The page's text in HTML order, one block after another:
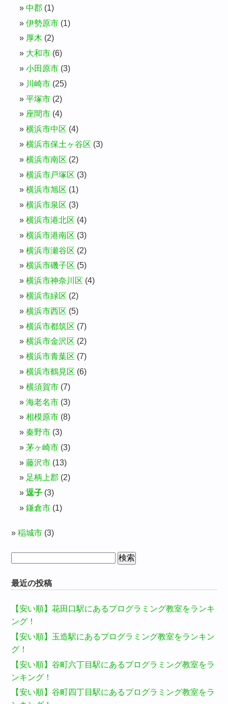
中郡 (1)
伊勢原市 (1)
厚木 (2)
大和市 (6)
小田原市 (3)
川崎市 (25)
平塚市 (2)
座間市 (4)
横浜市中区 (4)
横浜市保土ヶ谷区 (3)
横浜市南区 (2)
横浜市戸塚区 (3)
横浜市旭区 (1)
横浜市泉区 (3)
横浜市港北区 (4)
横浜市港南区 (3)
横浜市瀬谷区 (2)
横浜市磯子区 (5)
横浜市神奈川区 (4)
横浜市緑区 (2)
横浜市西区 (5)
横浜市都筑区 (7)
横浜市金沢区 (2)
横浜市青葉区 (7)
横浜市鶴見区 (6)
横須賀市 (7)
海老名市 (3)
相模原市 (8)
秦野市 (3)
茅ヶ崎市 (3)
藤沢市 (13)
足柄上郡 (2)
逗子 (3)
鎌倉市 (1)
稲城市 (3)
最近の投稿
【安い順】花田口駅にあるプログラミング教室をランキ
ング！
【安い順】玉造駅にあるプログラミング教室をランキン
グ！
【安い順】谷町六丁目駅にあるプログラミング教室をラ
ンキング！
【安い順】谷町四丁目駅にあるプログラミング教室をラ